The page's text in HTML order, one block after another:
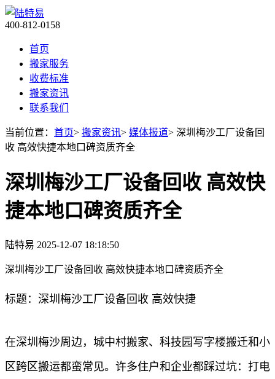
400-812-0158
首页
搬家服务
收费标准
搬家资讯
联系我们
当前位置： 首页> 搬家资讯> 媒体报道> 深圳梅沙工厂设备回
收 高效快捷本地口碑资质齐全
深圳梅沙工厂设备回收 高效快
捷本地口碑资质齐全
陆特易 2025-12-07 18:18:50
深圳梅沙工厂设备回收 高效快捷本地口碑资质齐全
标题：深圳梅沙工厂设备回收 高效快捷
在深圳梅沙周边，城中村搬家、科技园写字楼搬迁和小
区跨区搬运都蛮常见。许多住户和企业都踩过坑：打电